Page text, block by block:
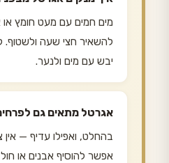
מים חמים עם מעט חומץ
להשאיר חצי שעה ולשטוף.
יבש עם מים ולנער.
אגרטל מתאים גם
בהחלט, ואפילו עדיף — אין
אפשר להוסיף אבנים או חול